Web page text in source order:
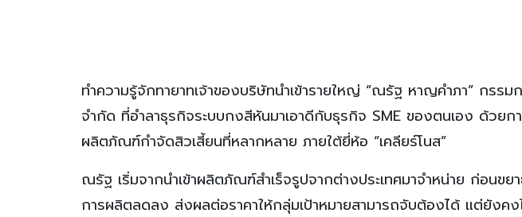
ทำความรู้จักทายาทเจ้าของบริษัทนำเข้ารายใหญ่ “ณรัฐ หาญคำภา” กรรม
จำกัด ที่อำลาธุรกิจระบบกงสีหันมาเอาดีกับธุรกิจ SME ของตนเอง ด้วยก
ผลิตภัณฑ์กำจัดสิวเสี้ยนที่หลากหลาย ภายใต้ยี่ห้อ “เคลียร์โนส”
ณรัฐ เริ่มจากนำเข้าผลิตภัณฑ์สำเร็จรูปจากต่างประเทศมาจำหน่าย ก่อนขย
การผลิตลดลง ส่งผลต่อราคาให้กลุ่มเป้าหมายสามารถจับต้องได้ แต่ยังค